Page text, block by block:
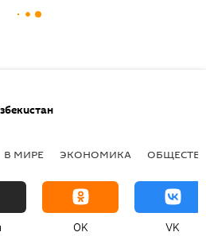
В МИРЕ ЭКОНОМИКА
OK VK